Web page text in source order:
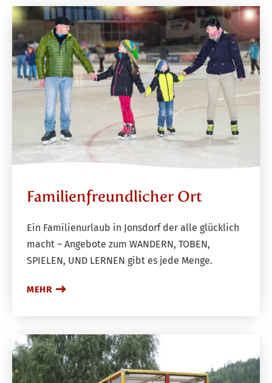
Familienfreundlicher Ort
Ein Familienurlaub in Jonsdorf der alle glücklich
macht – Angebote zum WANDERN, TOBEN,
SPIELEN, UND LERNEN gibt es jede Menge.
MEHR